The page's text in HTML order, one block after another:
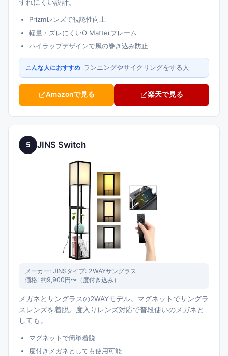
ずれにくい設計。
Prizmレンズで視認性向上
軽量・ズレにくいO Matterフレーム
ハイラップデザインで風の巻き込み防止
こんな人におすすめ ランニングやサイクリングをする人
Amazonで見る 楽天で見る
5 JINS Switch
メーカー: JINSタイプ: 2WAYサングラス
価格: 約9,900円〜（度付き込み）
メガネとサングラスの2WAYモデル。マグネットでサングラ
スレンズを着脱。度入りレンズ対応で普段使いのメガネと
しても。
マグネットで簡単着脱
度付きメガネとしても使用可能